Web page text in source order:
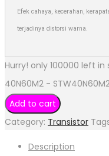
Efek cahaya, kecerahan,
terjadinya distorsi warna.
Hurry! only 100000 left in
40N60M2 -
Add to cart
Category: Transistor
Description